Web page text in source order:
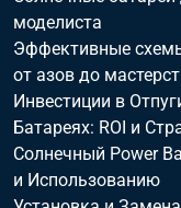
моделиста
Эффективные
от азов до
Инвестиции в
Батареях: ROI и
Солнечный Power
и Использованию